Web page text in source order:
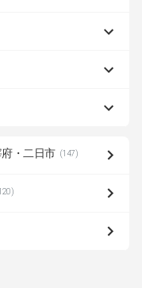
・二日市 (147)